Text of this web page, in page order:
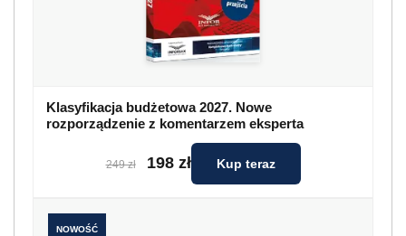
Klasyfikacja budżetowa 2027. Nowe
rozporządzenie z komentarzem eksperta
249 zł 198 zł Kup teraz
NOWOŚĆ